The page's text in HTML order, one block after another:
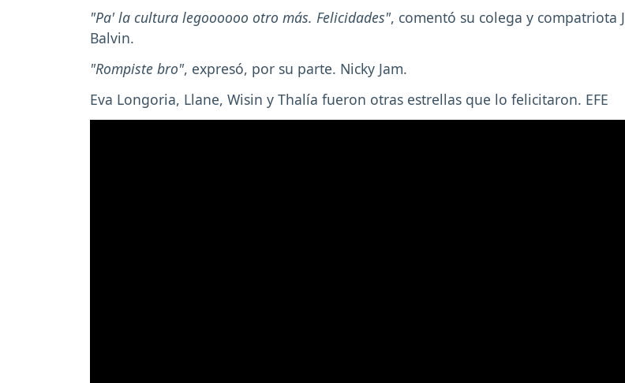
"Pa' la cultura legoooooo otro más. Felicidades", comentó su colega y compatriota J
Balvin.
"Rompiste bro", expresó, por su parte. Nicky Jam.
Eva Longoria, Llane, Wisin y Thalía fueron otras estrellas que lo felicitaron. EFE